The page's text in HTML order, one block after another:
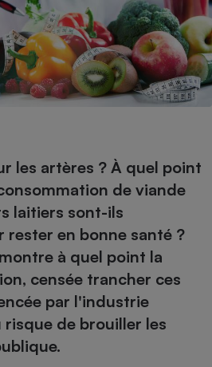
les artères ? À quel point
de viande
laitiers sont-ils
rester en bonne santé ?
à quel point la
censée trancher ces
par l'industrie
de brouiller les
Sécurité - Hygiène
Supermarché - Drive
Assurance
Banque - Crédit
Epargne - Fiscalité
Mutuelle
Circulation routière
Contrôle technique -
Pièce détachée
Moto
Comparateur auto
Comparatif
Comparatif climatiseur
Comparatif aspirateur
Comparatif aspirateur
Comparatif cafetière
Comparatif robot cuiseur
Comparatif centrale
Gros électroménager
Électricité - Gaz
Comparatif casque audio
Comparatif ordinateur
Comparatif ultrabook
Comparatif tablette
Image et son
Informatique
Internet
Téléphonie
Crédit immobilier
Comparatif tondeuse
Aménagement
Bricolage - Jardinage
Chauffage
Produit d'entretien
Sécurité domestique
Hygiène - Beauté
Maladie - Médecine -
Système de santé -
Maison de retraite
Retraite
emprunteur
Ensemble
- Testez le débit de votre
Internet